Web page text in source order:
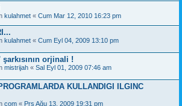
kulahmet « Cum Mar 12, 2010 16:23 pm
kulahmet « Cum Eyl 04, 2009 13:10 pm
orjinali !
mistrijah « Sal Eyl 01, 2009 07:46 am
KULLANDIGI ILGINC
com « Prş Ağu 13, 2009 19:31 pm